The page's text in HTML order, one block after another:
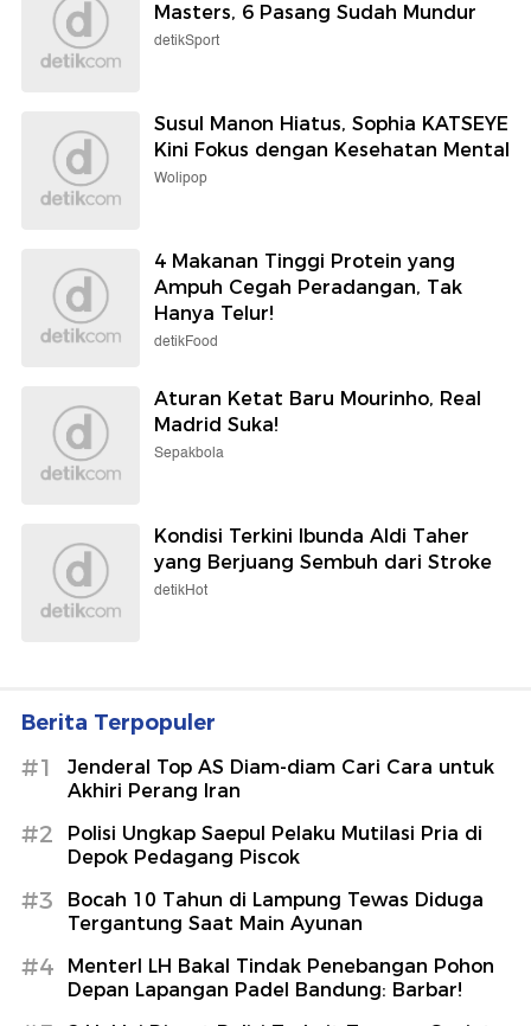
Masters, 6 Pasang Sudah Mundur
detikSport
Susul Manon Hiatus, Sophia KATSEYE
Kini Fokus dengan Kesehatan Mental
Wolipop
4 Makanan Tinggi Protein yang
Ampuh Cegah Peradangan, Tak
Hanya Telur!
detikFood
Aturan Ketat Baru Mourinho, Real
Madrid Suka!
Sepakbola
Kondisi Terkini Ibunda Aldi Taher
yang Berjuang Sembuh dari Stroke
detikHot
Berita Terpopuler
#1
Jenderal Top AS Diam-diam Cari Cara untuk
Akhiri Perang Iran
#2
Polisi Ungkap Saepul Pelaku Mutilasi Pria di
Depok Pedagang Piscok
#3
Bocah 10 Tahun di Lampung Tewas Diduga
Tergantung Saat Main Ayunan
#4
MenterI LH Bakal Tindak Penebangan Pohon
Depan Lapangan Padel Bandung: Barbar!